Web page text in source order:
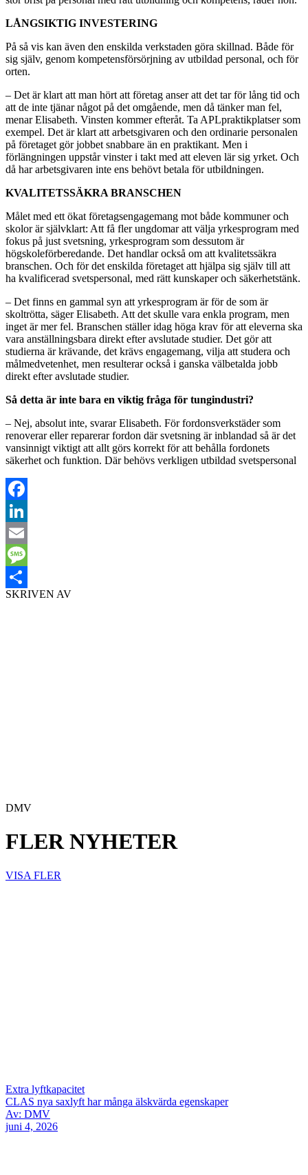
LÅNGSIKTIG INVESTERING
På så vis kan även den enskilda verkstaden göra skillnad. Både för
sig själv, genom kompetensförsörjning av utbildad personal, och för
orten.
– Det är klart att man hört att företag anser att det tar för lång tid och
att de inte tjänar något på det omgående, men då tänker man fel,
menar Elisabeth. Vinsten kommer efteråt. Ta APLpraktikplatser som
exempel. Det är klart att arbetsgivaren och den ordinarie personalen
på företaget gör jobbet snabbare än en praktikant. Men i
förlängningen uppstår vinster i takt med att eleven lär sig yrket. Och
då har arbetsgivaren inte ens behövt betala för utbildningen.
KVALITETSSÄKRA BRANSCHEN
Målet med ett ökat företagsengagemang mot både kommuner och
skolor är självklart: Att få fler ungdomar att välja yrkesprogram med
fokus på just svetsning, yrkesprogram som dessutom är
högskoleförberedande. Det handlar också om att kvalitetssäkra
branschen. Och för det enskilda företaget att hjälpa sig själv till att
ha kvalificerad svetspersonal, med rätt kunskaper och säkerhetstänk.
– Det finns en gammal syn att yrkesprogram är för de som är
skoltrötta, säger Elisabeth. Att det skulle vara enkla program, men
inget är mer fel. Branschen ställer idag höga krav för att eleverna ska
vara anställningsbara direkt efter avslutade studier. Det gör att
studierna är krävande, det krävs engagemang, vilja att studera och
målmedvetenhet, men resulterar också i ganska välbetalda jobb
direkt efter avslutade studier.
Så detta är inte bara en viktig fråga för tungindustri?
– Nej, absolut inte, svarar Elisabeth. För fordonsverkstäder som
renoverar eller reparerar fordon där svetsning är inblandad så är det
vansinnigt viktigt att allt görs korrekt för att behålla fordonets
säkerhet och funktion. Där behövs verkligen utbildad svetspersonal
Facebook
LinkedIn
Email
Message
Dela
SKRIVEN AV
DMV
FLER NYHETER
VISA FLER
Extra lyftkapacitet
CLAS nya saxlyft har många älskvärda egenskaper
Av: DMV
juni 4, 2026